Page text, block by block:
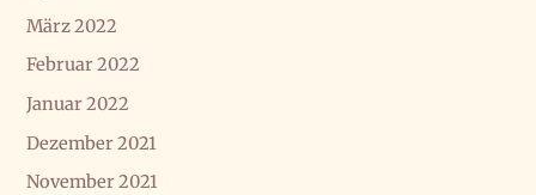
März 2022
Februar 2022
Januar 2022
Dezember 2021
November 2021